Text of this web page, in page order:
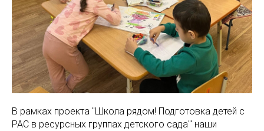
В рамках проекта "Школа рядом! Подготовка детей с
РАС в ресурсных группах детского сада'" наши